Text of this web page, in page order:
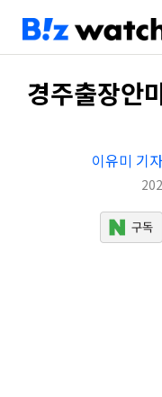
경주출장안
이유미 기자